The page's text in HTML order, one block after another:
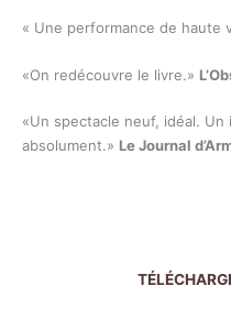
« Une performance de haute
«On redécouvre le livre.»
«Un spectacle neuf, idéal.
absolument.» Le Journal